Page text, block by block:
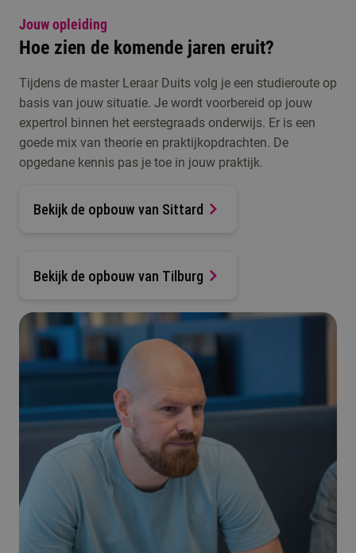
Jouw opleiding
Hoe zien de komende jaren eruit?
Tijdens de master Leraar Duits volg je een studieroute op
basis van jouw situatie. Je wordt voorbereid op jouw
expertrol binnen het eerstegraads onderwijs. Er is een
goede mix van theorie en praktijkopdrachten. De
opgedane kennis pas je toe in jouw praktijk.
Bekijk de opbouw van Sittard
Bekijk de opbouw van Tilburg